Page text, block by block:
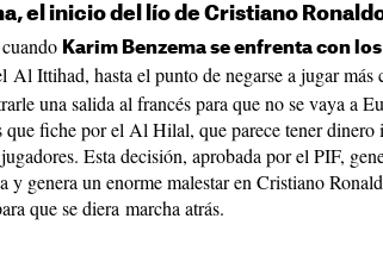
el inicio del lío de Cristiano
Karim Benzema se enfrenta con
Al Ittihad, hasta el punto de negarse a jugar más
una salida al francés para que no se vaya a
que fiche por el Al Hilal, que parece tener dinero
Esta decisión, aprobada por el PIF,
y genera un enorme malestar en Cristiano
que se diera marcha atrás.